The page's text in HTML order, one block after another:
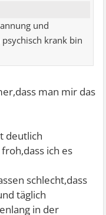
und
krank bin
man mir das
deutlich
ich es
schlecht,dass
täglich
in der